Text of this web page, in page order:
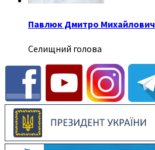
Павлюк Дмитро Михайлович
Селищний голова